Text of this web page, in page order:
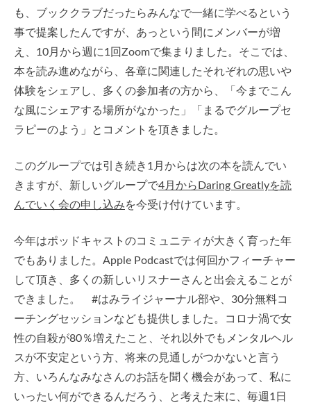
も、ブッククラブだったらみんなで一緒に学べるという
事で提案したんですが、あっという間にメンバーが増
え、10月から週に1回Zoomで集まりました。そこでは、
本を読み進めながら、各章に関連したそれぞれの思いや
体験をシェアし、多くの参加者の方から、「今までこん
な風にシェアする場所がなかった」「まるでグループセ
ラピーのよう」とコメントを頂きました。
このグループでは引き続き1月からは次の本を読んでい
きますが、新しいグループで4月からDaring Greatlyを読
んでいく会の申し込みを今受け付けています。
今年はポッドキャストのコミュニティが大きく育った年
でもありました。Apple Podcastでは何回かフィーチャー
して頂き、多くの新しいリスナーさんと出会えることが
できました。 #はみライジャーナル部や、30分無料コ
ーチングセッションなども提供しました。コロナ渦で女
性の自殺が80％増えたこと、それ以外でもメンタルヘル
スが不安定という方、将来の見通しがつかないと言う
方、いろんなみなさんのお話を聞く機会があって、私に
いったい何ができるんだろう、と考えた末に、毎週1日